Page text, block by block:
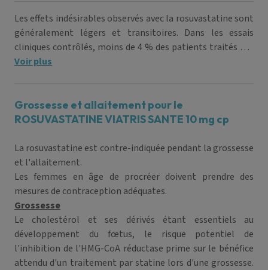
Les effets indésirables observés avec la rosuvastatine sont
généralement légers et transitoires. Dans les essais
cliniques contrôlés, moins de 4 % des patients traités par
rosuvastatine ont dû arrêter le traitement en raison
Voir plus
Grossesse et allaitement pour le
ROSUVASTATINE VIATRIS SANTE 10 mg cp
La rosuvastatine est contre-indiquée pendant la grossesse
et l'allaitement.
Les femmes en âge de procréer doivent prendre des
mesures de contraception adéquates.
Grossesse
Le cholestérol et ses dérivés étant essentiels au
développement du fœtus, le risque potentiel de
l'inhibition de l'HMG-CoA réductase prime sur le bénéfice
attendu d'un traitement par statine lors d'une grossesse.